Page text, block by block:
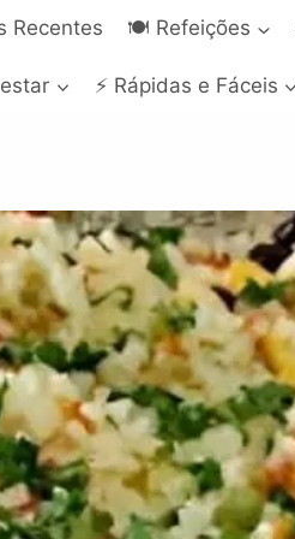
Recentes 🍽️ Refeições
⚡ Rápidas e Fáceis